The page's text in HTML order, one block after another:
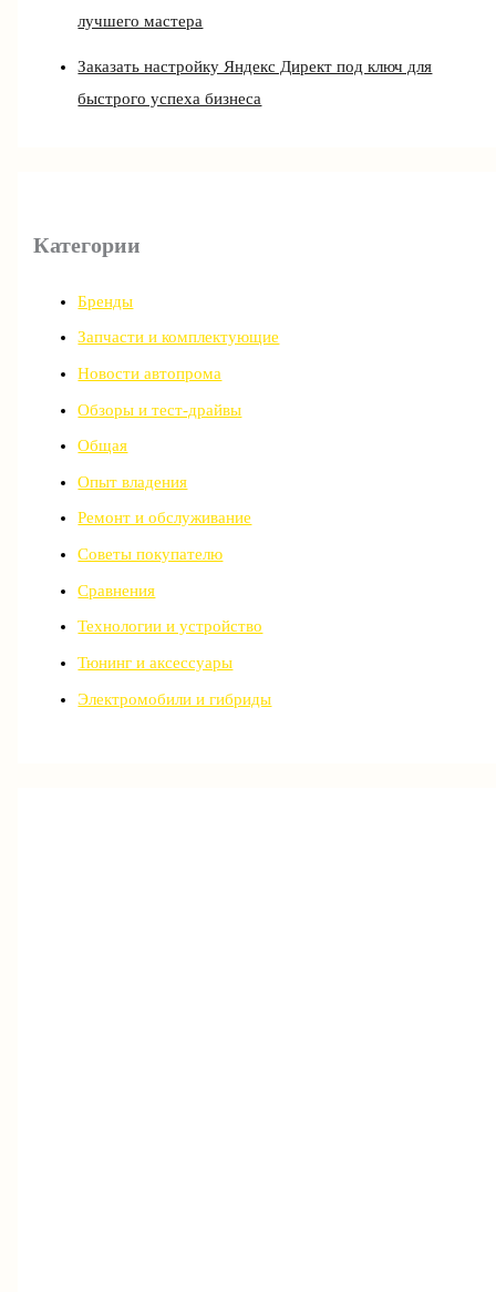
лучшего мастера
Заказать настройку Яндекс Директ под ключ для
быстрого успеха бизнеса
Категории
Бренды
Запчасти и комплектующие
Новости автопрома
Обзоры и тест-драйвы
Общая
Опыт владения
Ремонт и обслуживание
Советы покупателю
Сравнения
Технологии и устройство
Тюнинг и аксессуары
Электромобили и гибриды